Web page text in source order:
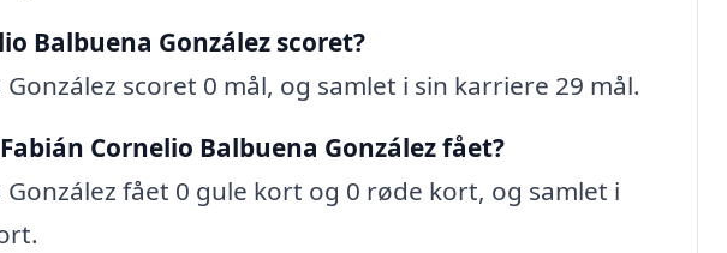
Balbuena González scoret?
scoret 0 mål, og samlet i sin karriere 29 mål.
Cornelio Balbuena González fået?
fået 0 gule kort og 0 røde kort, og samlet i